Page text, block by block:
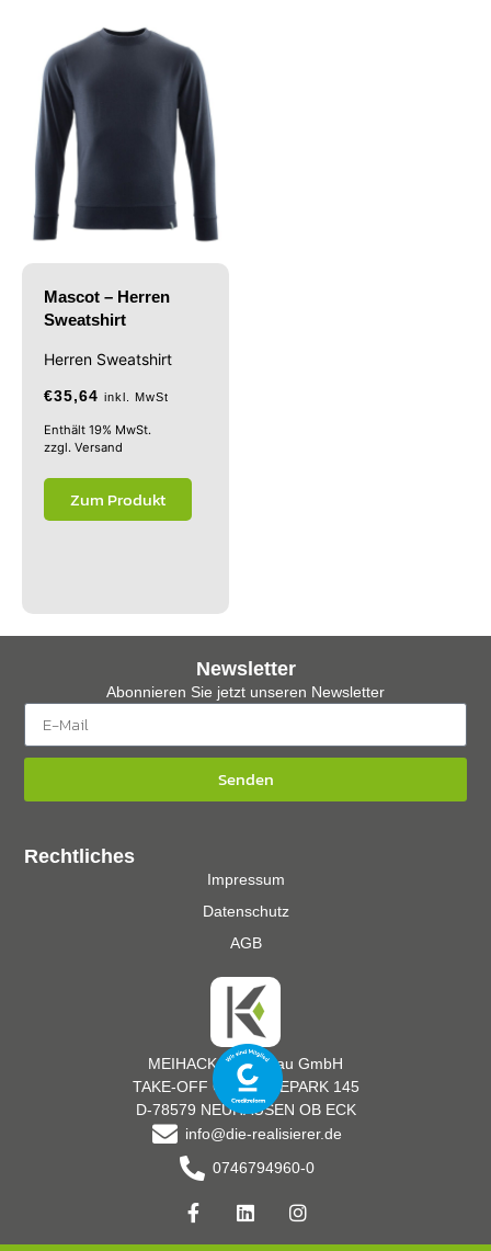
Mascot – Herren
Sweatshirt
Herren Sweatshirt
€35,64 inkl. MwSt
Enthält 19% MwSt.
zzgl. Versand
Zum Produkt
MEIHACK Messebau GmbH
TAKE-OFF GEWERBEPARK 145
D-78579 NEUHAUSEN OB ECK
info@die-realisierer.de
0746794960-0
Rechtliches
Impressum
Datenschutz
AGB
Newsletter
Abonnieren Sie jetzt unseren Newsletter
Senden